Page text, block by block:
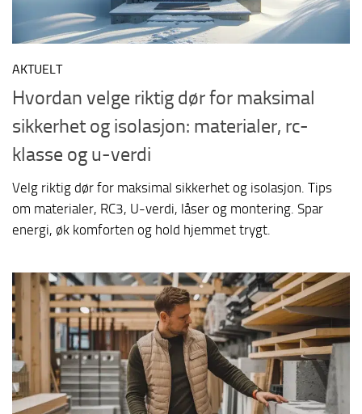
AKTUELT
Hvordan velge riktig dør for maksimal
sikkerhet og isolasjon: materialer, rc-
klasse og u-verdi
Velg riktig dør for maksimal sikkerhet og isolasjon. Tips
om materialer, RC3, U-verdi, låser og montering. Spar
energi, øk komforten og hold hjemmet trygt.